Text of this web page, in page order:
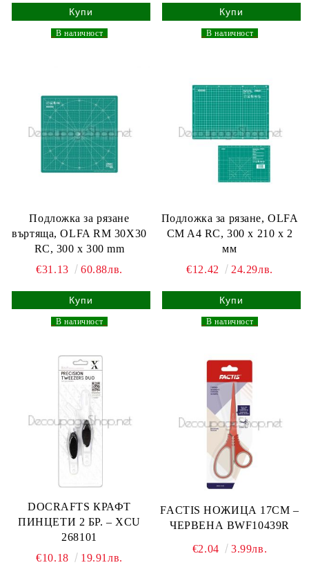
В наличност В наличност
Подложка за рязане
въртяща, OLFA RM 30X30
RC, 300 x 300 mm
€31.13
60.88лв.
В наличност
Подложка за рязане, OLFA
CM A4 RC, 300 x 210 x 2
мм
€12.42
24.29лв.
В наличност
DOCRAFTS КРАФТ
ПИНЦЕТИ 2 БР. – XCU
268101
€10.18
19.91лв.
FACTIS НОЖИЦА 17СМ –
ЧЕРВЕНА BWF10439R
€2.04 3.99лв.